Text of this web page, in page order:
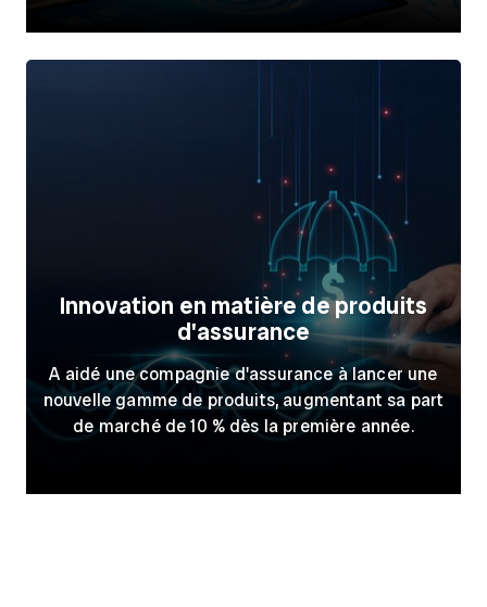
Innovation en matière de produits
d'assurance
A aidé une compagnie d'assurance à lancer une
nouvelle gamme de produits, augmentant sa part
de marché de 10 % dès la première année.